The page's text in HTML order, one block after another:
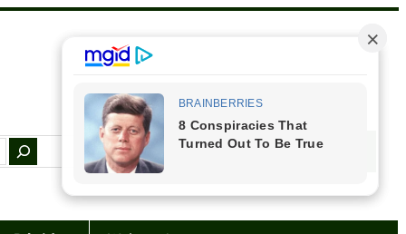
Facebook Instagram Youtube